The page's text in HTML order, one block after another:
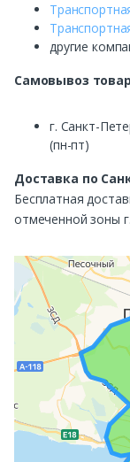
другие
Самовывоз
г. Санкт-
(пн-пт)
Доставка по
Бесплатная
отмеченной зоны